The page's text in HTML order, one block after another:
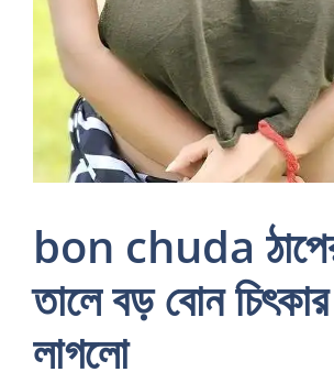
bon chuda
তালে বড় বোন
লাগলো